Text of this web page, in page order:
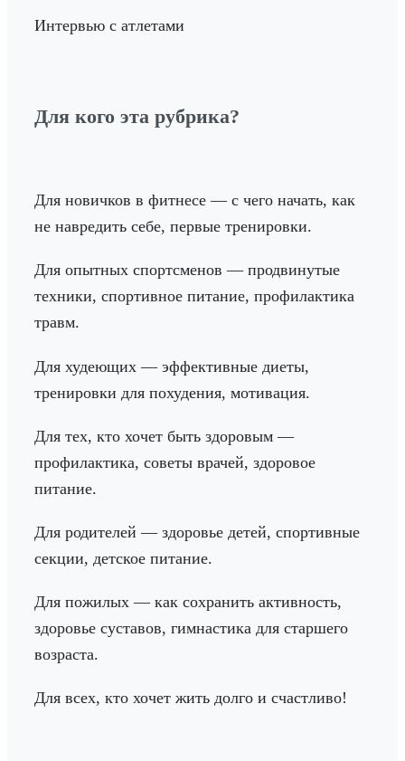
Интервью с атлетами
Для кого эта рубрика?
Для новичков в фитнесе — с чего начать, как
не навредить себе, первые тренировки.
Для опытных спортсменов — продвинутые
техники, спортивное питание, профилактика
травм.
Для худеющих — эффективные диеты,
тренировки для похудения, мотивация.
Для тех, кто хочет быть здоровым —
профилактика, советы врачей, здоровое
питание.
Для родителей — здоровье детей, спортивные
секции, детское питание.
Для пожилых — как сохранить активность,
здоровье суставов, гимнастика для старшего
возраста.
Для всех, кто хочет жить долго и счастливо!